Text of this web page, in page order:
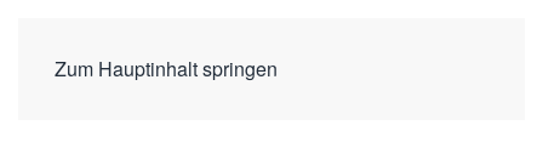
Zum Hauptinhalt springen